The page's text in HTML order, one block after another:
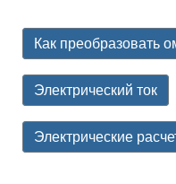
Как преобразовать
Электрический ток
Электрические